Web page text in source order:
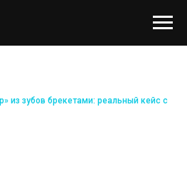
из зубов брекетами: реальный кейс с